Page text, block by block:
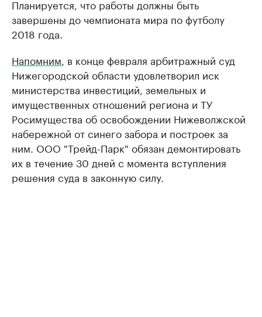
Планируется, что работы должны быть
завершены до чемпионата мира по футболу
2018 года.
Напомним, в конце февраля арбитражный суд
Нижегородской области удовлетворил иск
министерства инвестиций, земельных и
имущественных отношений региона и ТУ
Росимущества об освобождении Нижеволжской
набережной от синего забора и построек за
ним. ООО "Трейд-Парк" обязан демонтировать
их в течение 30 дней с момента вступления
решения суда в законную силу.